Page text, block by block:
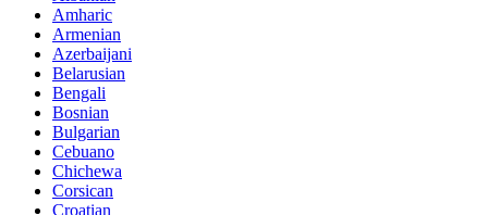
Amharic
Armenian
Azerbaijani
Belarusian
Bengali
Bosnian
Bulgarian
Cebuano
Chichewa
Corsican
Croatian